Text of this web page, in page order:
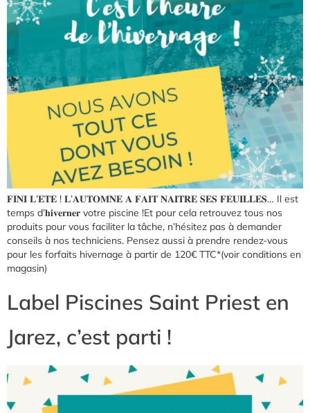
𝐅𝐈𝐍𝐈 𝐋’𝐄𝐓𝐄 ! 𝐋’𝐀𝐔𝐓𝐎𝐌𝐍𝐄 𝐀 𝐅𝐀𝐈𝐓 𝐍𝐀𝐈𝐓𝐑𝐄 𝐒𝐄𝐒 𝐅𝐄𝐔𝐈𝐋𝐋𝐄𝐒… Il est
temps d’𝐡𝐢𝐯𝐞𝐫𝐧𝐞𝐫 votre piscine !Et pour cela retrouvez tous nos
produits pour vous faciliter la tâche, n’hésitez pas à demander
conseils à nos techniciens. Pensez aussi à prendre rendez-vous
pour les forfaits hivernage à partir de 120€ TTC*(voir conditions en
magasin)
Label Piscines Saint Priest en
Jarez, c’est parti !